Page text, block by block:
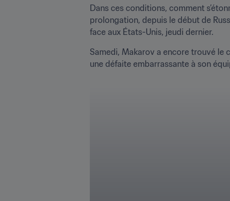
Dans ces conditions, comment
prolongation, depuis le début de
face aux États-Unis, jeudi dernier.
Samedi, Makarov a encore trouvé le